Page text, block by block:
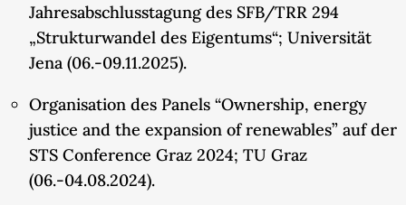
Jahresabschlusstagung des SFB/TRR 294
„Strukturwandel des Eigentums“; Universität
Jena (06.-09.11.2025).
Organisation des Panels “Ownership, energy
justice and the expansion of renewables” auf der
STS Conference Graz 2024; TU Graz
(06.-04.08.2024).